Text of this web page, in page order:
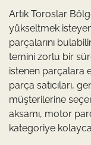
Artık Toroslar
yükseltmek
parçalarını
temini zorlu bir
istenen parçalara
parça satıcıları,
müşterilerine
aksamı, motor
kategoriye